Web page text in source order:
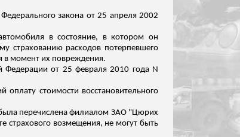
закона от 25 апреля 2002
в состояние, в котором он
страхованию расходов потерпевшего
в момент их повреждения.
Федерации от 25 февраля 2010 года N
стоимости восстановительного
ыла перечислена филиалом ЗАО "Цюрих
страхового возмещения, не могут быть